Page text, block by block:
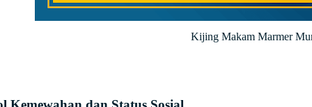
Kijing Makam Marmer